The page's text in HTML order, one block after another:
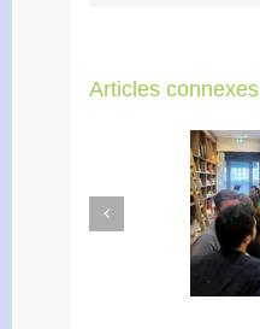
Articles connexes
Previous